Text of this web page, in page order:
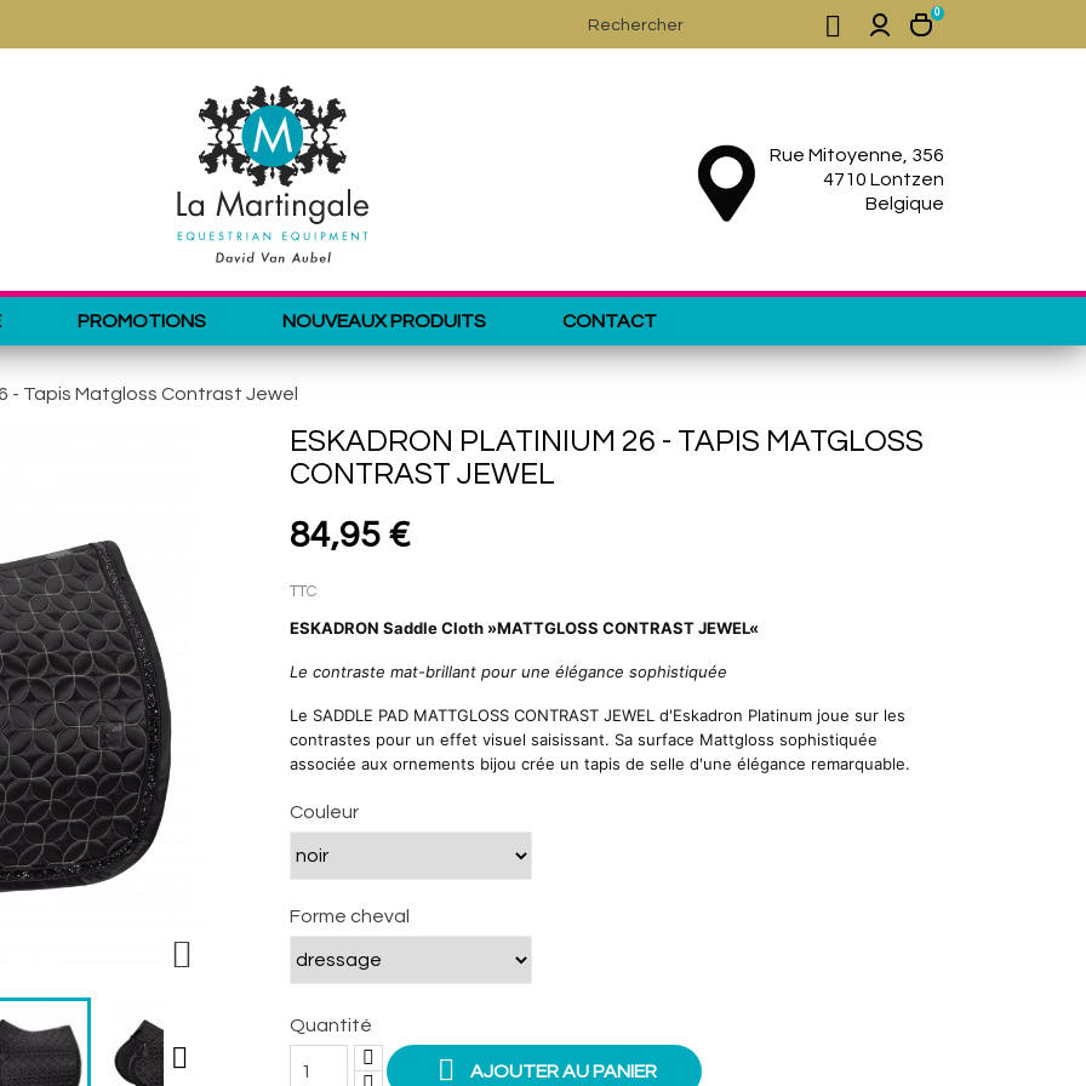
 0
Rue Mitoyenne, 356
4710 Lontzen
Belgique
PROMOTIONS NOUVEAUX PRODUITS CONTACT
- Tapis Matgloss Contrast Jewel


ESKADRON PLATINIUM 26 - TAPIS MATGLOSS
CONTRAST JEWEL
84,95 €
TTC
ESKADRON Saddle Cloth »MATTGLOSS CONTRAST JEWEL«
Le contraste mat-brillant pour une élégance sophistiquée
Le SADDLE PAD MATTGLOSS CONTRAST JEWEL d'Eskadron Platinum joue sur les
contrastes pour un effet visuel saisissant. Sa surface Mattgloss sophistiquée
associée aux ornements bijou crée un tapis de selle d'une élégance remarquable.
Couleur
Forme cheval
Quantité
 AJOUTER AU PANIER